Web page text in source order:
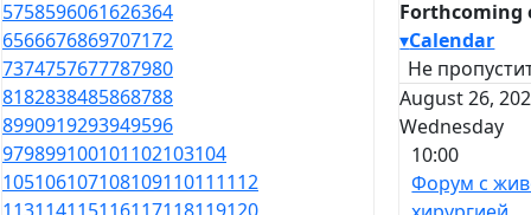
5758596061626364
6566676869707172
7374757677787980
8182838485868788
8990919293949596
979899100101102103104
105106107108109110111112
Forthcoming
▾Calendar
Не
August 26,
Wednesday
10:00
Форум с